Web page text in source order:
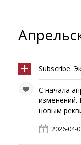
Subscribe.
С начала
изменений.
новым
2026-04-